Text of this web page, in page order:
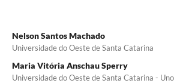
Nelson Santos Machado
Universidade do Oeste de Santa Catarina
Maria Vitória Anschau Sperry
Universidade do Oeste de Santa Catarina -